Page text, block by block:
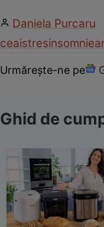
Daniela Purcaru
ceaistresinsomnie
Urmărește-ne pe
Ghid de